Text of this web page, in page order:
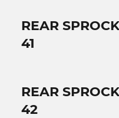
REAR
41
REAR
42